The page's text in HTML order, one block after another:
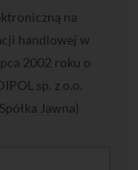
na
handlowej w
2002 roku o
sp. z o.o.
Jawna)